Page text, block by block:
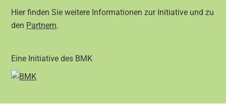
Hier finden Sie weitere Informationen zur Initiative und zu
den Partnern.
Eine Initiative des BMK